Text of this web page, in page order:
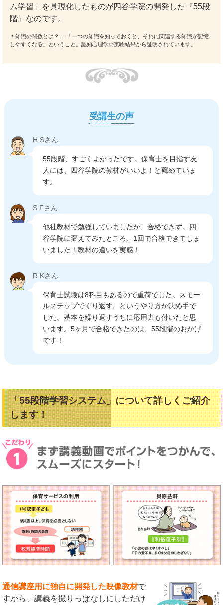
ム学習」を具現化したものが四谷学院の開発した『55段
階』なのです。
＊知識の関数とは？ …「一つの知識を知っておくと、それに関連する知識が記憶
しやすくなる」ということ。認知心理学の実験結果から証明されています。
受講生の声
H.Sさん
55段階、すごくよかったです。保育士を目指す友
人には、四谷学院の教材がいいよ！と薦めていま
す。
S.Fさん
他社教材で勉強していましたが、合格できず。四
谷学院に変えてみたところ、1回で合格できてしま
いました！教材の違いを実感！
R.Kさん
保育士試験は8科目もあるので重荷でした。スモー
ルステップでくり返す、というやり方が決め手で
した。基本を繰り返すうちに応用力も付いたと思
います。5ヶ月で合格できたのは、55段階のおかげ
です！
「55段階学習システム」について詳しくご紹介
します！
通信講座用に独自に開発した映像教材で
すから、講義を撮りっぱなしにしただけ